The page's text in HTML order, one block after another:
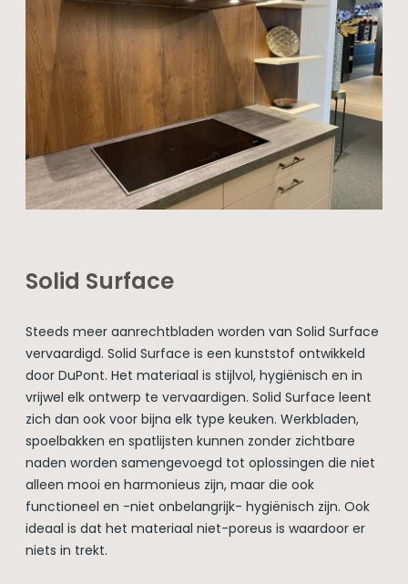
Solid Surface
Steeds meer aanrechtbladen worden van Solid Surface
vervaardigd. Solid Surface is een kunststof ontwikkeld
door DuPont. Het materiaal is stijlvol, hygiënisch en in
vrijwel elk ontwerp te vervaardigen. Solid Surface leent
zich dan ook voor bijna elk type keuken. Werkbladen,
spoelbakken en spatlijsten kunnen zonder zichtbare
naden worden samengevoegd tot oplossingen die niet
alleen mooi en harmonieus zijn, maar die ook
functioneel en -niet onbelangrijk- hygiënisch zijn. Ook
ideaal is dat het materiaal niet-poreus is waardoor er
niets in trekt.